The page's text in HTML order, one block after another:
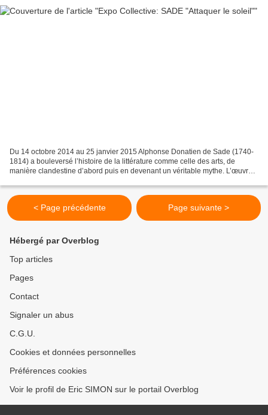
Du 14 octobre 2014 au 25 janvier 2015 Alphonse Donatien de Sade (1740-
1814) a bouleversé l’histoire de la littérature comme celle des arts, de
manière clandestine d’abord puis en devenant un véritable mythe. L’œuvre
< Page précédente Page suivante >
Hébergé par Overblog
Top articles
Pages
Contact
Signaler un abus
C.G.U.
Cookies et données personnelles
Préférences cookies
Voir le profil de Eric SIMON sur le portail Overblog